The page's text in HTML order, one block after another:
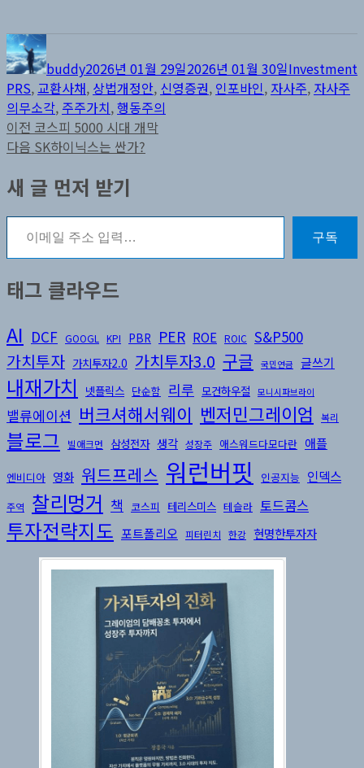
글
쓴
이
buddy성
일
자
2026년 01월 29일2026년 01월 30일테
고
리
Investment
PRS,교환사채, 상법개정안, 신영증권, 인포바인, 자사주, 자사주
의무소각, 주주가치,행동주의
글
탐
색
이전 이
전
코스피 5000 시대 개막
다음 다
글:
SK하이닉스는 싼가?
새 글 먼저 받기
이메일 주소 입력…
구독
태그 클라우드
AI DCF GOOGL KPI PBR PER ROE ROIC S&P500
가치투자 가치투자2.0 가치투자3.0 구글 국민연금 글쓰기
내재가치 넷플릭스 단순함 리루 모건하우절 모니시파브라이
밸류에이션 버크셔해서웨이 벤저민그레이엄 복리
블로그 빌애크먼 삼성전자 생각 성장주 애스워드다모다란 애플
엔비디아 영화 워드프레스 워런버핏 인공지능 인덱스
주역 찰리멍거 책 코스피 테리스미스 테슬라 토드콤스
투자전략지도 포트폴리오 피터린치 한강 현명한투자자